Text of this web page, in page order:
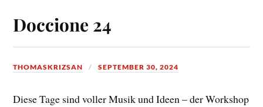
Doccione 24
THOMASKRIZSAN SEPTEMBER 30, 2024
Diese Tage sind voller Musik und Ideen – der Workshop